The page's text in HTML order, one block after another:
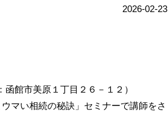
2026-02-23
函館市美原１丁目２６－１２）
マい相続の秘訣」セミナーで講師をさ